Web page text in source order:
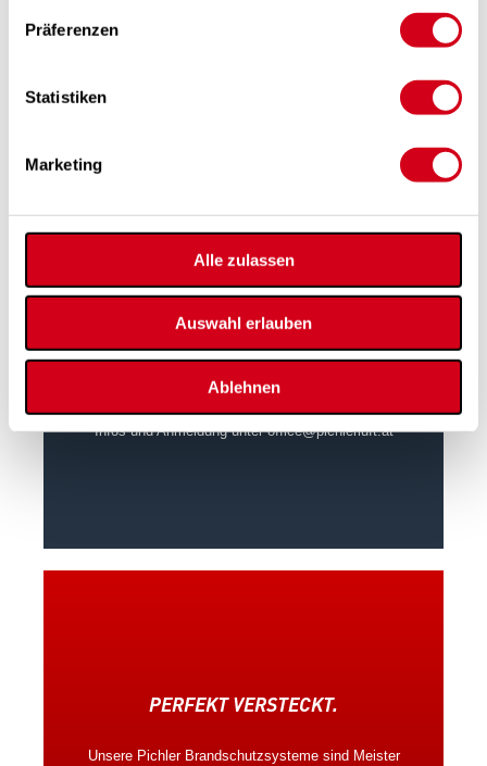
Präferenzen
Statistiken
Marketing
Alle zulassen
Auswahl erlauben
Ablehnen
Schleuse sowie der angrenzende Fluchtweg rauchfrei
gehalten werden.
LÜFTUNGSBAU
Schulung auf Anfrage.
Infos und Anmeldung unteroffice@pichlerluft.at
PERFEKT VERSTECKT.
Unsere Pichler Brandschutzsysteme sind Meister